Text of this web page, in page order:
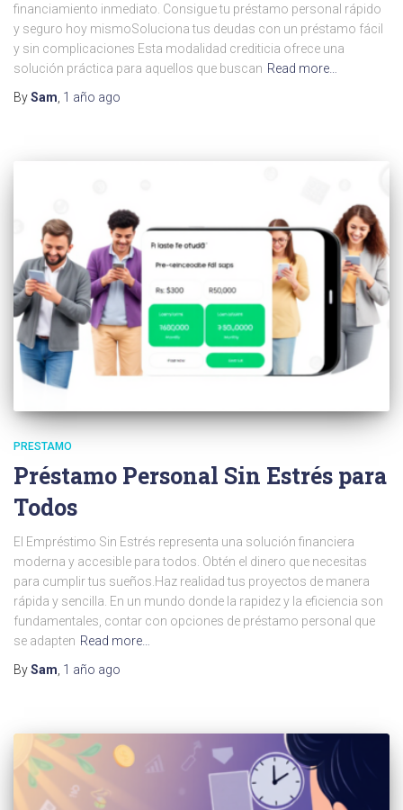
financiamiento inmediato. Consigue tu préstamo personal rápido
y seguro hoy mismoSoluciona tus deudas con un préstamo fácil
y sin complicaciones Esta modalidad crediticia ofrece una
solución práctica para aquellos que buscan Read more…
BySam 1 año ago
PRESTAMO
Préstamo Personal Sin Estrés para
Todos
El Empréstimo Sin Estrés representa una solución financiera
moderna y accesible para todos. Obtén el dinero que necesitas
para cumplir tus sueños.Haz realidad tus proyectos de manera
rápida y sencilla. En un mundo donde la rapidez y la eficiencia son
fundamentales, contar con opciones de préstamo personal que
se adapten Read more…
BySam, 1 año ago